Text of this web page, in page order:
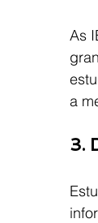
As
a
3.